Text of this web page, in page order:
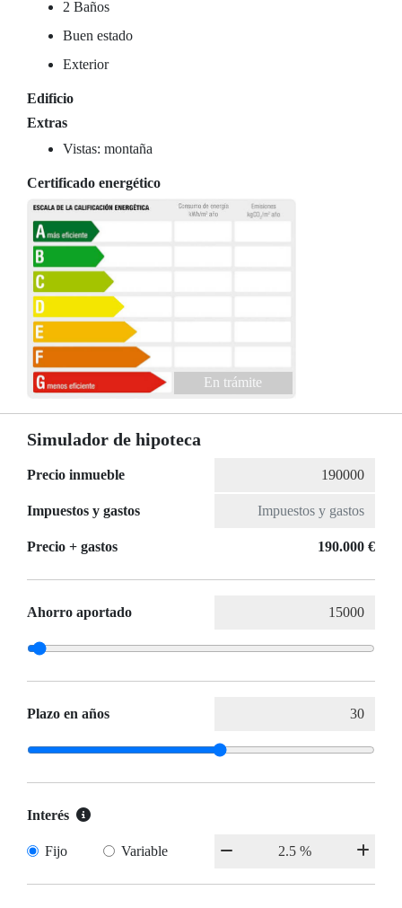
2 Baños
Buen estado
Exterior
Edificio
Extras
Vistas: montaña
Certificado energético
En trámite
Simulador de hipoteca
Precio inmueble
Impuestos y gastos
Precio + gastos 190.000 €
Ahorro aportado
Plazo en años
Interés
Fijo Variable